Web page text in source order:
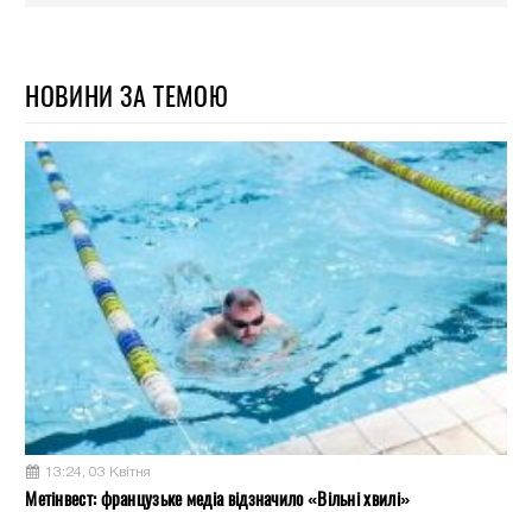
НОВИНИ ЗА ТЕМОЮ
13:24, 03 Квітня
Метінвест: французьке медіа відзначило «Вільні хвилі»